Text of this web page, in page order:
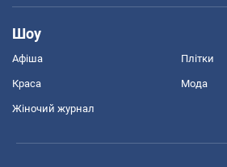
Шоу
Афіша Плітки
Краса Мода
Жіночий журнал